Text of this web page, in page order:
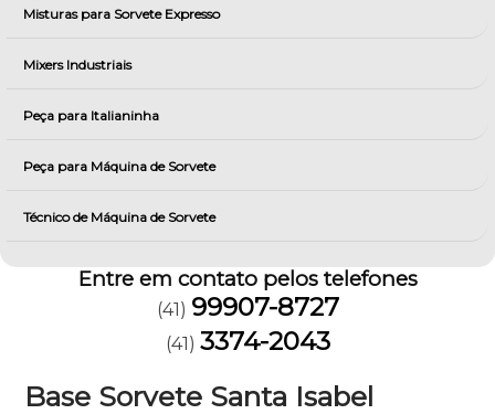
Misturas para Sorvete Expresso
Mixers Industriais
Peça para Italianinha
Peça para Máquina de Sorvete
Técnico de Máquina de Sorvete
Entre em contato pelos telefones
(41) 99907-8727
(41) 3374-2043
Base Sorvete Santa Isabel